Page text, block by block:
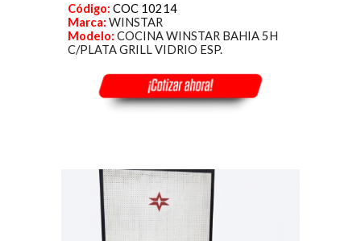
Código: COC 10214
Marca:WINSTAR
Modelo:COCINA WINSTAR BAHIA 5H
C/PLATA GRILL VIDRIO ESP.